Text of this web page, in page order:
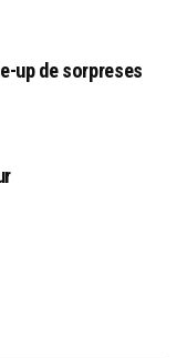
up de sorpreses